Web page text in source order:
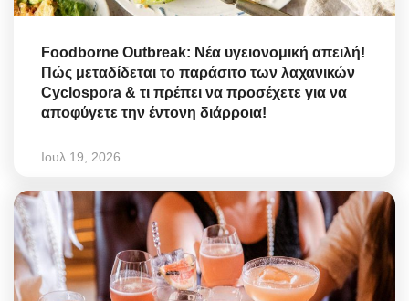
Foodborne Outbreak: Νέα υγειονομική απειλή!
Πώς μεταδίδεται το παράσιτο των λαχανικών
Cyclospora & τι πρέπει να προσέχετε για να
αποφύγετε την έντονη διάρροια!
Ιουλ 19, 2026